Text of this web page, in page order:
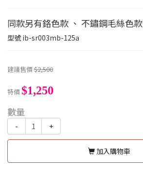
同款另有鉻色款 、 不鏽鋼毛絲色款
型號ib-sr003mb-125a
建議售價$2,500
特價$1,250
數量
- +
加入購物車